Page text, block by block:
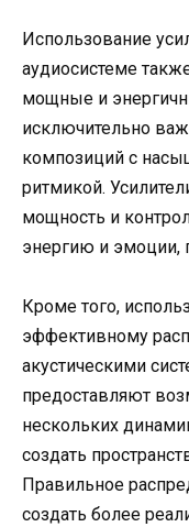
Использование
аудиосистеме
мощные и
исключительно
композиций с
ритмикой.
мощность и
энергию и эмоции,
Кроме того,
эффективному
акустическими
предоставляют
нескольких
создать
Правильное
создать более